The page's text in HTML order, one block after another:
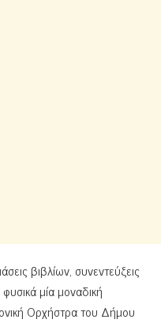
βιβλίων, συνεντεύξεις
μία μοναδική
Ορχήστρα του Δήμου